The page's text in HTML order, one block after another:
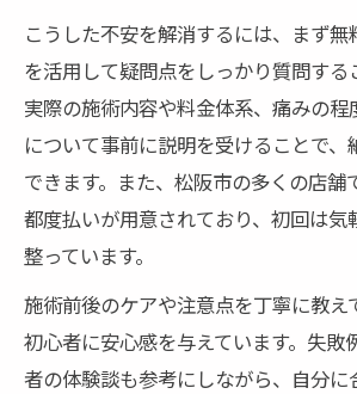
こうした不安を解消するには、まず
を活用して疑問点をしっかり質問する
実際の施術内容や料金体系、痛みの程
について事前に説明を受けることで、
できます。また、松阪市の多くの店舗
都度払いが用意されており、初回は気
整っています。
施術前後のケアや注意点を丁寧に教え
初心者に安心感を与えています。失敗
者の体験談も参考にしながら、自分に